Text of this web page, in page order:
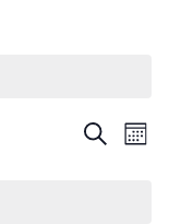
Udalosti
Vyhľadať
Mesiac